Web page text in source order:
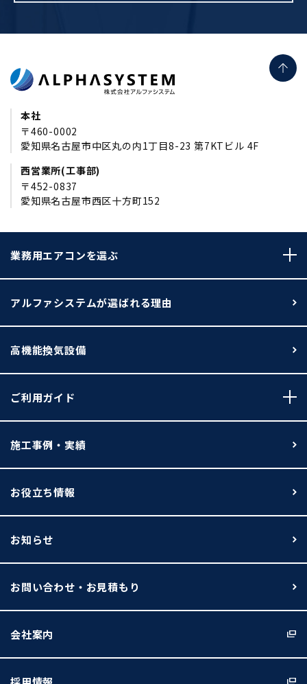
本社
〒460-0002
愛知県名古屋市中区丸の内1丁目8-23 第7KTビル 4F
西営業所(工事部)
〒452-0837
愛知県名古屋市西区十方町152
業務用エアコンを選ぶ
アルファシステムが選ばれる理由
高機能換気設備
ご利用ガイド
施工事例・実績
お役立ち情報
お知らせ
お問い合わせ・お見積もり
会社案内